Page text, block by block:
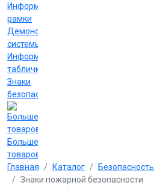
Информационные
рамки
Демонстрационные
системы
Информационные
таблички
Знаки
безопасности
Больше
товаров
Главная Каталог Безопасность
Знаки пожарной безопасности